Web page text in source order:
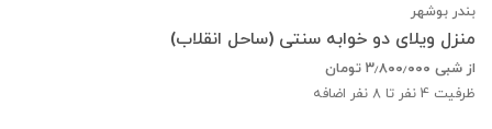
بندر بوشهر
منزل ویلای دو خوابه سنتی (ساحل انقلاب)
از شبی ۳٫۸۰۰٫۰۰۰ تومان
ظرفیت 4 نفر تا 8 نفر اضافه